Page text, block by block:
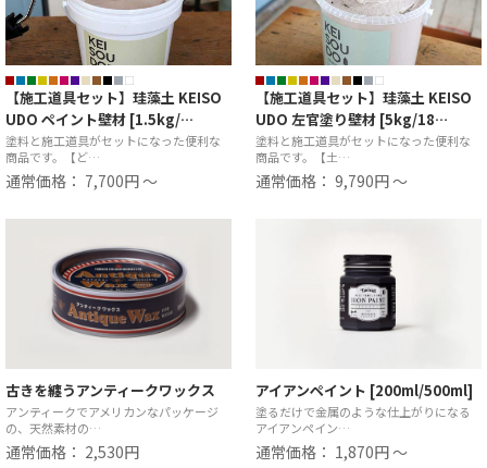
【施工道具セット】珪藻土 KEISO
UDO ペイント壁材 [1.5kg/…
塗料と施工道具がセットになった便利な
商品です。【ど…
通常価格： 7,700円 ～
【施工道具セット】珪藻土 KEISO
UDO 左官塗り壁材 [5kg/18…
塗料と施工道具がセットになった便利な
商品です。【土…
通常価格： 9,790円 ～
古きを纏うアンティークワックス
アンティークでアメリカンなパッケージ
の、天然素材の…
通常価格： 2,530円
アイアンペイント [200ml/500ml]
塗るだけで金属のような仕上がりになる
アイアンペイン…
通常価格： 1,870円 ～